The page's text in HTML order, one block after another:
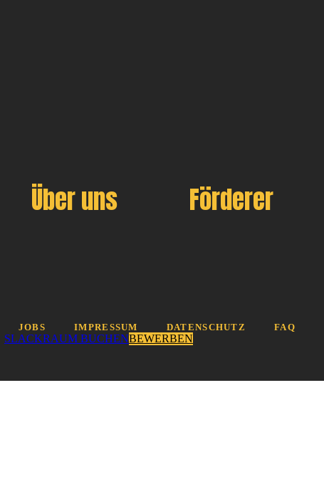
Über uns Förderer
JOBS IMPRESSUM DATENSCHUTZ FAQ
SLACKRAUM BUCHENBEWERBEN